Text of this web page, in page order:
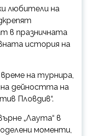
любители на
в празничната
история на
на турнира,
дейността на
Пловдив“.
„Лаута“ в
моменти,